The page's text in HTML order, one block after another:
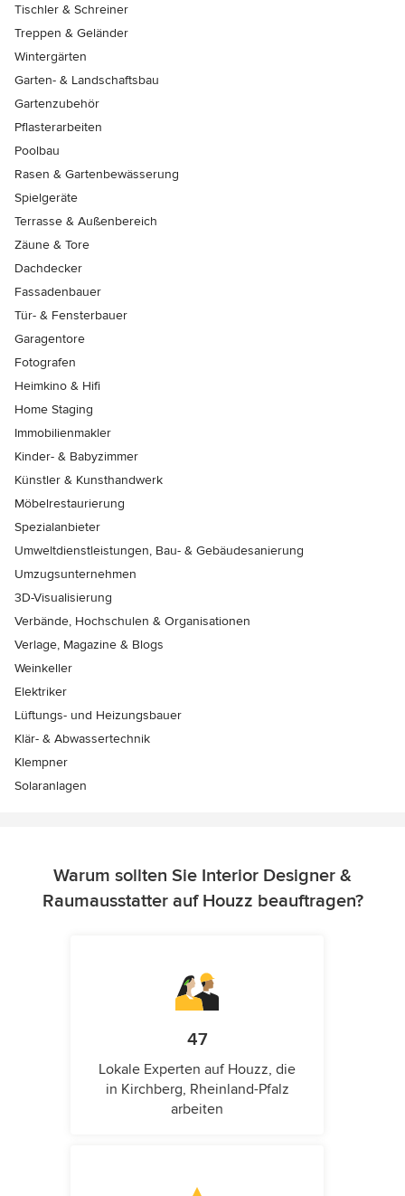
Tischler & Schreiner
Treppen & Geländer
Wintergärten
Garten- & Landschaftsbau
Gartenzubehör
Pflasterarbeiten
Poolbau
Rasen & Gartenbewässerung
Spielgeräte
Terrasse & Außenbereich
Zäune & Tore
Dachdecker
Fassadenbauer
Tür- & Fensterbauer
Garagentore
Fotografen
Heimkino & Hifi
Home Staging
Immobilienmakler
Kinder- & Babyzimmer
Künstler & Kunsthandwerk
Möbelrestaurierung
Spezialanbieter
Umweltdienstleistungen, Bau- & Gebäudesanierung
Umzugsunternehmen
3D-Visualisierung
Verbände, Hochschulen & Organisationen
Verlage, Magazine & Blogs
Weinkeller
Elektriker
Lüftungs- und Heizungsbauer
Klär- & Abwassertechnik
Klempner
Solaranlagen
Warum sollten Sie Interior Designer &
Raumausstatter auf Houzz beauftragen?
47
Lokale Experten auf Houzz, die
in Kirchberg, Rheinland-Pfalz
arbeiten